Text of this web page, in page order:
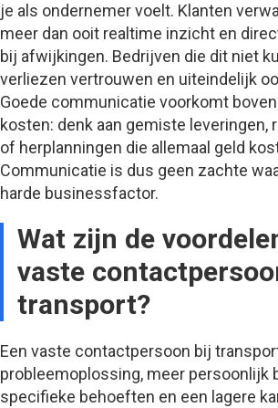
je als ondernemer voelt. Klanten
meer dan ooit realtime inzicht en
bij afwijkingen. Bedrijven die dit niet
verliezen vertrouwen en uiteindelijk
Goede communicatie voorkomt
kosten: denk aan gemiste leveringen,
of herplanningen die allemaal geld
Communicatie is dus geen zachte
harde businessfactor.
Wat zijn de
vaste
transport?
Een vaste contactpersoon bij
probleemoplossing, meer persoonlijk
specifieke behoeften en een lagere